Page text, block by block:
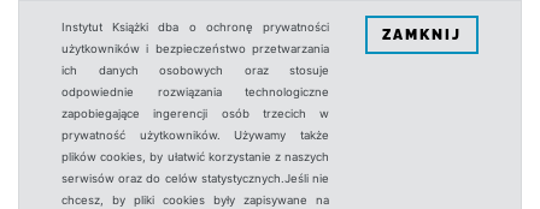
Instytut Książki dba o ochronę prywatności
użytkowników i bezpieczeństwo przetwarzania
ich danych osobowych oraz stosuje
odpowiednie rozwiązania technologiczne
zapobiegające ingerencji osób trzecich w
prywatność użytkowników. Używamy także
plików cookies, by ułatwić korzystanie z naszych
serwisów oraz do celów statystycznych.Jeśli nie
chcesz, by pliki cookies były zapisywane na
ZAMKNIJ